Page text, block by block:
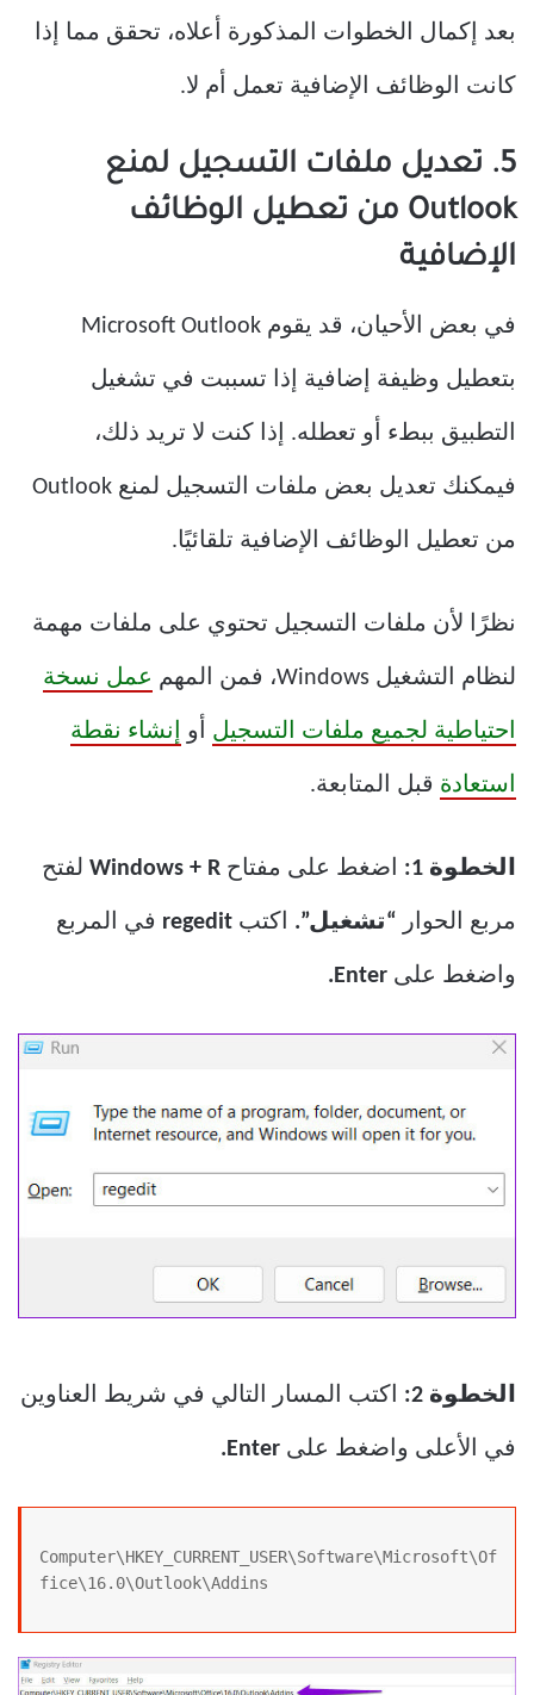
بعد إكمال الخطوات المذكورة أعلاه، تحقق مما إذا
كانت الوظائف الإضافية تعمل أم لا.
5. تعديل ملفات التسجيل لمنع
Outlook من تعطيل الوظائف
الإضافية
في بعض الأحيان، قد يقوم Microsoft Outlook
بتعطيل وظيفة إضافية إذا تسببت في تشغيل
التطبيق ببطء أو تعطله. إذا كنت لا تريد ذلك،
فيمكنك تعديل بعض ملفات التسجيل لمنع Outlook
من تعطيل الوظائف الإضافية تلقائيًا.
نظرًا لأن ملفات التسجيل تحتوي على ملفات مهمة
لنظام التشغيل Windows، فمن المهم عمل نسخة
احتياطية لجميع ملفات التسجيل أو إنشاء نقطة
استعادة قبل المتابعة.
الخطوة 1: اضغط على مفتاح Windows + R لفتح
مربع الحوار “تشغيل”. اكتب regedit في المربع
واضغط على Enter.
الخطوة 2: اكتب المسار التالي في شريط العناوين
في الأعلى واضغط على Enter.
Computer\HKEY_CURRENT_USER\Software\Microsoft\Of
fice\16.0\Outlook\Addins